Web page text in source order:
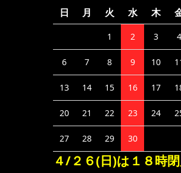
日
月 火 水 木
1 2 3 4
6 7 8 9 10
13 14 15 16 17
20 21 22 23 24
27 28 29 30
４/２６(日)は１８時